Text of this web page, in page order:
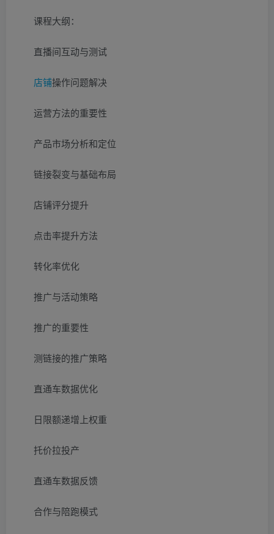
课程大纲：
直播间互动与测试
店铺操作问题解决
运营方法的重要性
产品市场分析和定位
链接裂变与基础布局
店铺评分提升
点击率提升方法
转化率优化
推广与活动策略
推广的重要性
测链接的推广策略
直通车数据优化
日限额递增上权重
托价拉投产
直通车数据反馈
合作与陪跑模式